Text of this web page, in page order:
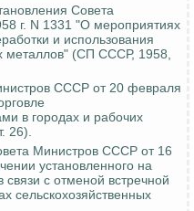
Совета
г. N 1331 "О мероприятиях
и использования
металлов" (СП СССР, 1958,
СССР от 20 февраля
в городах и рабочих
26).
Министров СССР от 16
установленного на
с отменой встречной
сельскохозяйственных